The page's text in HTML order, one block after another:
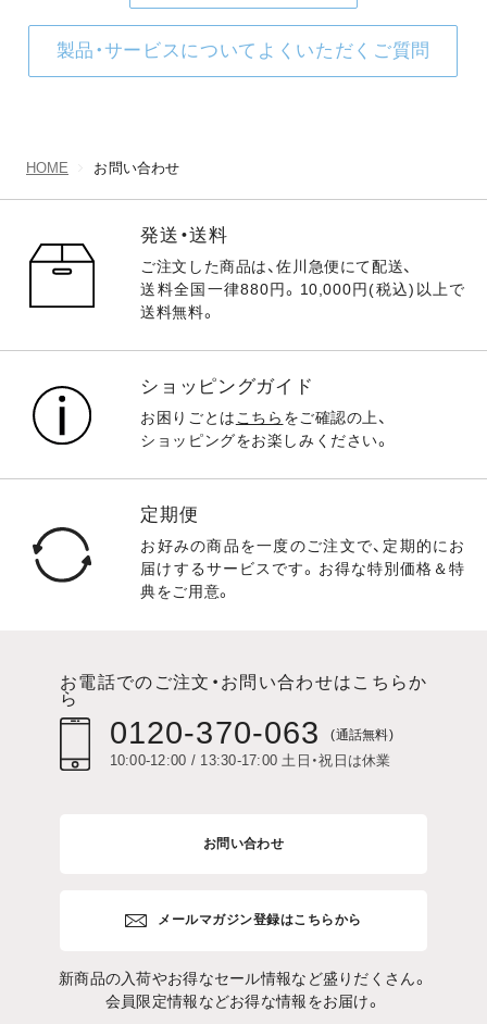
製品・サービスについてよくいただくご質問
HOME お問い合わせ
発送・送料
ご注文した商品は、佐川急便にて配送、
送料全国一律880円。10,000円(税込)以上で
送料無料。
ショッピングガイド
お困りごとは こちら をご確認の上、
ショッピングをお楽しみください。
定期便
お好みの商品を一度のご注文で、定期的にお
届けするサービスです。お得な特別価格＆特
典をご用意。
お電話でのご注文・お問い合わせはこちらか
ら
0120-370-063 (通話無料)
10:00-12:00 / 13:30-17:00 土日・祝日は休業
お問い合わせ
メールマガジン登録はこちらから
新商品の入荷やお得なセール情報など盛りだくさん。
会員限定情報などお得な情報をお届け。